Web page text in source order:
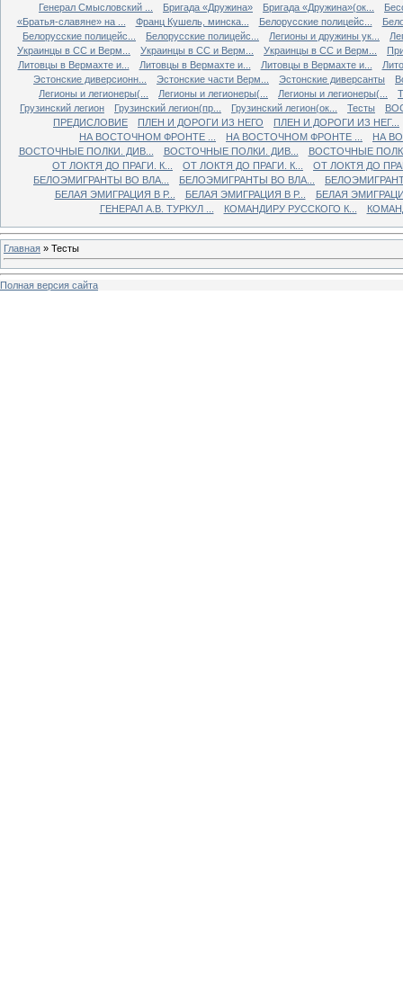
Генерал Смысловский ...
Бригада «Дружина» Бригада «Дружина»(ок...
«Братья-славяне» на ...
Франц Кушель, минска... Белорусские полицейс...
Белорусские полицейс...
Белорусские полицейс... Легионы и дружины ук...
Украинцы в СС и Верм...
Украинцы в СС и Верм... Украинцы в СС и Верм...
Литовцы в Вермахте и...
Литовцы в Вермахте и... Литовцы в Вермахте и...
Эстонские диверсионн...
Эстонские части Верм... Эстонские диверсанты
Легионы и легионеры(...
Легионы и легионеры(... Легионы и легионеры(...
Грузинский легион
Грузинский легион(пр... Грузинский легион(ок... Тесты
ПРЕДИСЛОВИЕ
ПЛЕН И ДОРОГИ ИЗ НЕГО
ПЛЕН И ДОРОГИ ИЗ НЕГ...
НА ВОСТОЧНОМ ФРОНТЕ ...
НА ВОСТОЧНОМ ФРОНТЕ ...
НА
ВОСТОЧНЫЕ ПОЛКИ. ДИВ...
ВОСТОЧНЫЕ ПОЛКИ. ДИВ...
ВОСТОЧНЫЕ
ОТ ЛОКТЯ ДО ПРАГИ. К...
ОТ ЛОКТЯ ДО ПРАГИ. К...
ОТ ЛОКТЯ ДО
БЕЛОЭМИГРАНТЫ ВО ВЛА...
БЕЛОЭМИГРАНТЫ ВО ВЛА...
БЕЛАЯ ЭМИГРАЦИЯ В Р...
БЕЛАЯ ЭМИГРАЦИЯ В Р...
БЕЛАЯ
ГЕНЕРАЛ А.В. ТУРКУЛ ...
КОМАНДИРУ РУССКОГО К...
Главная » Тесты
Полная версия сайта